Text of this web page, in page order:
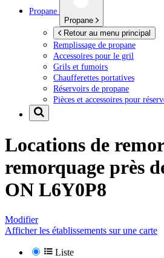
Propane
Propane
Retour au menu principal
Remplissage de propane
Accessoires pour le gril
Grils et fumoirs
Chaufferettes portatives
Réservoirs de propane
Pièces et accessoires pour
Locations de
remorquage près
ON L6Y0P8
Modifier
Afficher les établissements sur une carte
Liste